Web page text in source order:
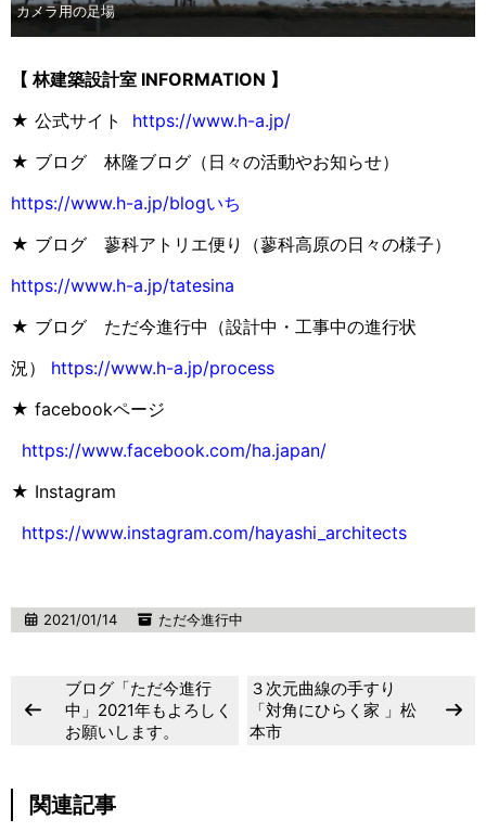
カメラ用の足場
【 林建築設計室 INFORMATION 】
★ 公式サイト https://www.h-a.jp/
★ ブログ 林隆ブログ（日々の活動やお知らせ）
https://www.h-a.jp/blogいち
★ ブログ 蓼科アトリエ便り（蓼科高原の日々の様子）
https://www.h-a.jp/tatesina
★ ブログ ただ今進行中（設計中・工事中の進行状
況） https://www.h-a.jp/process
★ facebookページ
https://www.facebook.com/ha.japan/
★ Instagram
https://www.instagram.com/hayashi_architects
2021/01/14 ただ今進行中
ブログ「ただ今進行
中」2021年もよろしく
お願いします。
３次元曲線の手すり
「対角にひらく家 」松
本市
関連記事